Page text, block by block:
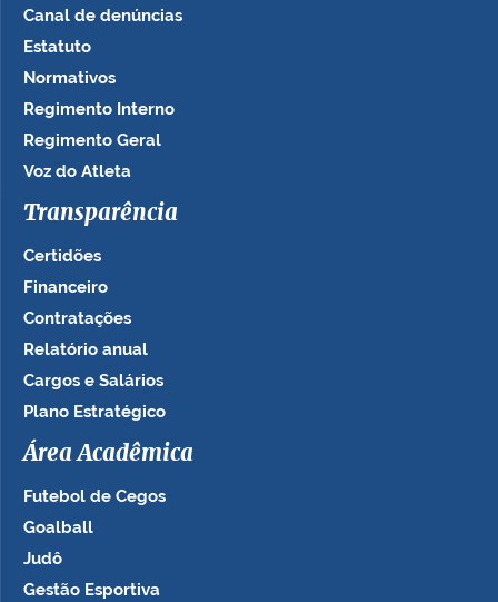
Canal de denúncias
Estatuto
Normativos
Regimento Interno
Regimento Geral
Voz do Atleta
Transparência
Certidões
Financeiro
Contratações
Relatório anual
Cargos e Salários
Plano Estratégico
Área Acadêmica
Futebol de Cegos
Goalball
Judô
Gestão Esportiva